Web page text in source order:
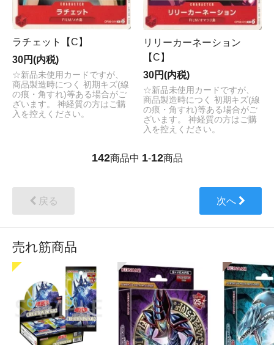
ラチェット【C】
30円(内税)
☆新品未使用カードですが、
商品製造時につく 初期キズ(線
の痕・角すれ)等ある場合がご
ざいます。 神経質の方はご購
入を控えください。
リリーカーネーション
【C】
30円(内税)
☆新品未使用カードですが、
商品製造時につく 初期キズ(線
の痕・角すれ)等ある場合がご
ざいます。 神経質の方はご購
入を控えください。
142商品中 1-12商品
戻る 次へ
売れ筋商品